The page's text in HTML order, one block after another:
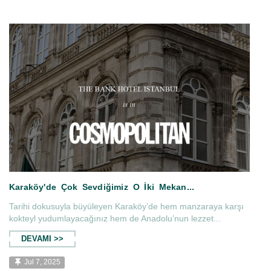
The Bank Hotel Istanbul dört
Tarihi dokusuyla büyüleyen Karaköy’de hem manzaraya karşı
kokteyl yudumlayacağınız hem de Anadolu’nun lezzet...
DEVAMI >>
Jul 7, 2025